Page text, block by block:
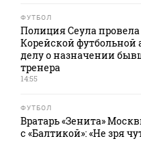
ФУТБОЛ
Полиция Сеула
Корейской футбольной
делу о назначении
тренера
14:55
ФУТБОЛ
Вратарь «Зенита»
с «Балтикой»: «Не зря